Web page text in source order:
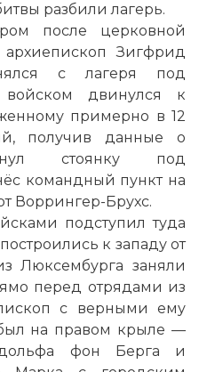
разбили лагерь.
после церковной
Зигфрид
с лагеря под
двинулся к
примерно в 12
получив данные о
стоянку под
командный пункт на
Воррингер-Брухс.
подступил туда
к западу от
Люксембурга заняли
перед отрядами из
с верными ему
на правом крыле —
фон Берга и